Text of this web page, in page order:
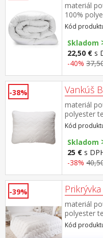
materiál
100%
priedušná
je
vráti do 2
Kód
Skladom
22,50 € s
-40%
-38% Vankúš
materiál
polyester
vhodný pre
prešitý
Kód
Skladom
25 € s
-38%
-39%
materiál
polyester
vhodná pre
prešitá
Kód